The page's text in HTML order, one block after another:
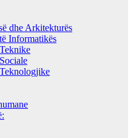
dhe Arkitekturës
Informatikës